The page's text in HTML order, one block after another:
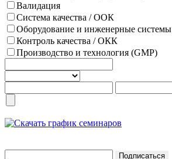
Валидация
Система качества / ООК
Оборудование и инженерные системы
Контроль качества / ОКК
Производство и технология (GMP)